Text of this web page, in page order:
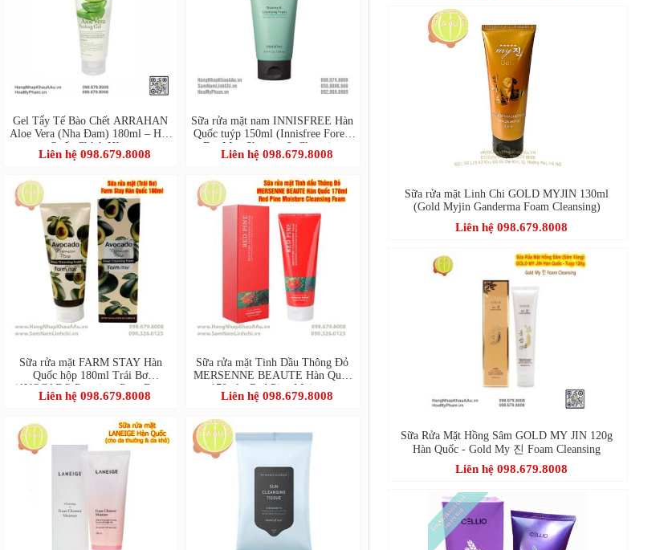
Gel Tẩy Tế Bào Chết ARRAHAN
Aloe Vera (Nha Đam) 180ml – Hàn
Quốc Chính Hãng
Liên hệ 098.679.8008
Sữa rửa mặt nam INNISFREE Hàn
Quốc tuýp 150ml (Innisfree Forest
For Men Shaving & Cleansing
Foam)
Liên hệ 098.679.8008
Sữa rửa mặt FARM STAY Hàn
Quốc hộp 180ml Trái Bơ
(AVOCADO Premium Pore Deep
Cleansing Foam)
Liên hệ 098.679.8008
Sữa rửa mặt Tinh Dầu Thông Đỏ
MERSENNE BEAUTE Hàn Quốc
170ml - Red Pine Moisture
Cleansing Foam
Liên hệ 098.679.8008
Sữa rửa mặt Linh Chi GOLD MYJIN 130ml
(Gold Myjin Ganderma Foam Cleansing)
Liên hệ 098.679.8008
Sữa Rửa Mặt Hồng Sâm GOLD MY JIN 120g
Hàn Quốc - Gold My 진 Foam Cleansing
Liên hệ 098.679.8008